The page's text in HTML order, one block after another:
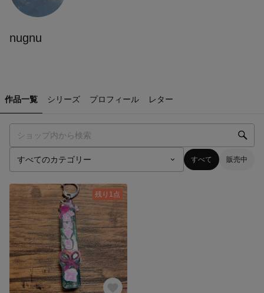
nugnu
作品一覧 シリーズ プロフィール レター
すべて 販売中
残り1点